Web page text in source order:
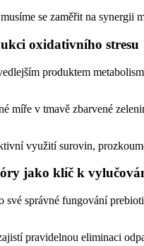
se zaměřit na synergii
oxidativního stresu
produktem
míře v tmavě zbarvené
využití surovin,
jako klíč k
správné fungování
pravidelnou eliminaci